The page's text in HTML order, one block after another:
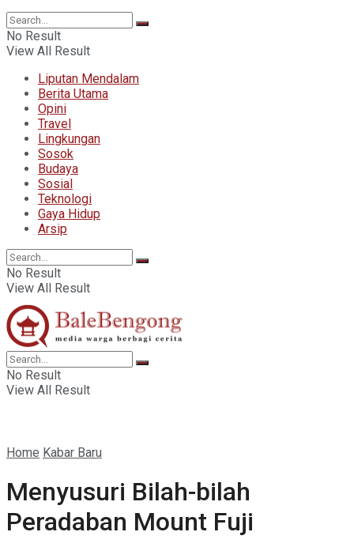
No Result
View All Result
Liputan Mendalam
Berita Utama
Opini
Travel
Lingkungan
Sosok
Budaya
Sosial
Teknologi
Gaya Hidup
Arsip
No Result
View All Result
No Result
View All Result
Home Kabar Baru
Menyusuri Bilah-bilah
Peradaban Mount Fuji